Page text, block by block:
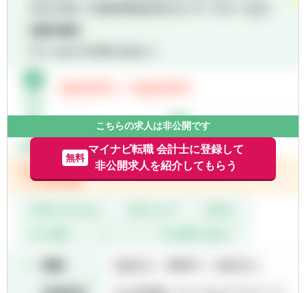
・経理の経験を活かして、もっと成長したい
方
・チームワークを大切にできる方
・変化を楽しめる、前向きな方
・新しい知識を学ぶことに意欲的な方
統括
・金融庁への報告資料作成
・各種プロジェクトへの参画 など
※ 楽天証券ホールディングスの経理業務も兼
務していただきます。
【組織】
こちらの求人は非公開です
無料
マイナビ転職 会計士に登録して
非公開求人を紹介してもらう